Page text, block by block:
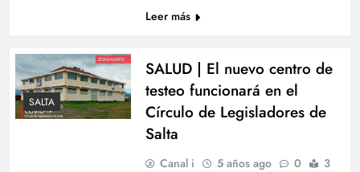
Leer más
SALTA
SALUD | El nuevo centro de
testeo funcionará en el
Círculo de Legisladores de
Salta
Canal i 5 años ago 0
3